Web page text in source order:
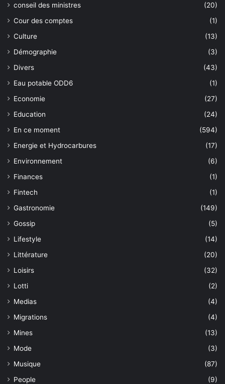
conseil des ministres
(20)
Cour des comptes
(1)
Culture
(13)
Démographie
(3)
Divers
(43)
Eau potable ODD6
(1)
Economie
(27)
Education
(24)
En ce moment
(594)
Energie et Hydrocarbures
(17)
Environnement
(6)
Finances
(1)
Fintech
(1)
Gastronomie
(149)
Gossip
(5)
Lifestyle
(14)
Littérature
(20)
Loisirs
(32)
Lotti
(2)
Medias
(4)
Migrations
(4)
Mines
(13)
Mode
(3)
Musique
(87)
People
(9)